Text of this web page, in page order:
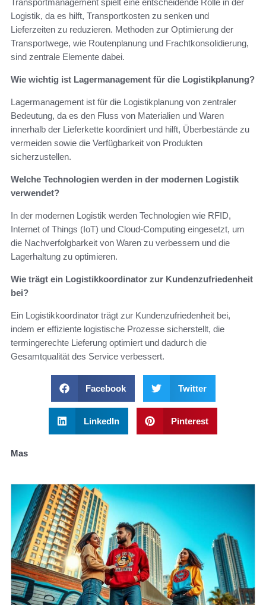
Logistik, da es hilft, Transportkosten zu senken und
Lieferzeiten zu reduzieren. Methoden zur Optimierung der
Transportwege, wie Routenplanung und Frachtkonsolidierung,
sind zentrale Elemente dabei.
Wie wichtig ist Lagermanagement für die Logistikplanung?
Lagermanagement ist für die Logistikplanung von zentraler
Bedeutung, da es den Fluss von Materialien und Waren
innerhalb der Lieferkette koordiniert und hilft, Überbestände zu
vermeiden sowie die Verfügbarkeit von Produkten
sicherzustellen.
Welche Technologien werden in der modernen Logistik
verwendet?
In der modernen Logistik werden Technologien wie RFID,
Internet of Things (IoT) und Cloud-Computing eingesetzt, um
die Nachverfolgbarkeit von Waren zu verbessern und die
Lagerhaltung zu optimieren.
Wie trägt ein Logistikkoordinator zur Kundenzufriedenheit
bei?
Ein Logistikkoordinator trägt zur Kundenzufriedenheit bei,
indem er effiziente logistische Prozesse sicherstellt, die
termingerechte Lieferung optimiert und dadurch die
Gesamtqualität des Service verbessert.
Facebook Twitter
LinkedIn Pinterest
Mas